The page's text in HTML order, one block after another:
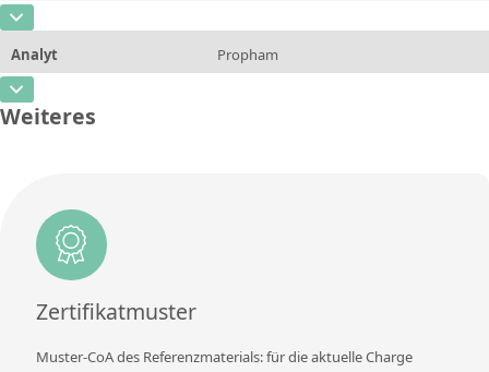
Einheit µg/L
Zusätzliche Informationen
Methode
CAS-Nummer
Konzentration 5 - 200
Einheit
Analyt Propham
CAS-Nummer
Zusätzliche Informationen
Methode
Weiteres
Zertifikatmuster
Muster-CoA des Referenzmaterials: für die aktuelle Charge